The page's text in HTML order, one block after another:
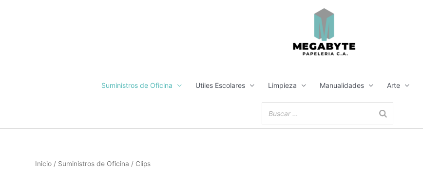
Suministros de Oficina Utiles Escolares Limpieza Manualidades Arte
Inicio / Suministros de Oficina / Clips